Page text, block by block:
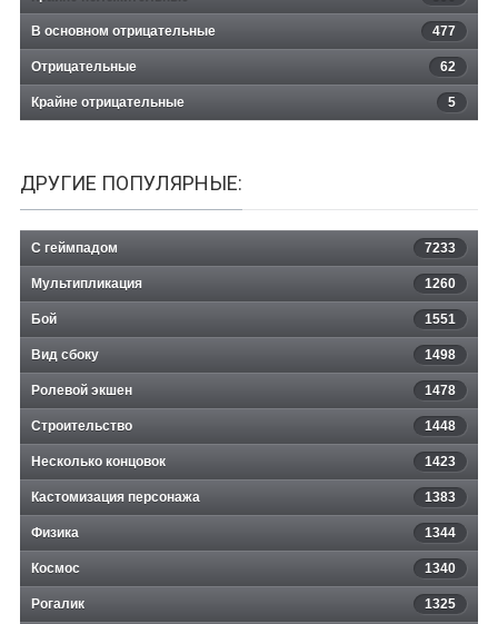
В основном отрицательные 477
Отрицательные 62
Крайне отрицательные 5
ДРУГИЕ ПОПУЛЯРНЫЕ:
С геймпадом 7233
Мультипликация 1260
Бой 1551
Вид сбоку 1498
Ролевой экшен 1478
Строительство 1448
Несколько концовок 1423
Кастомизация персонажа 1383
Физика 1344
Космос 1340
Рогалик 1325